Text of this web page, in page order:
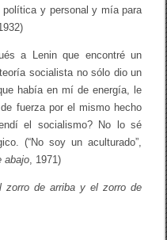
y personal y mía para
a Lenin que encontré un
socialista no sólo dio un
había en mí de energía, le
fuerza por el mismo hecho
el socialismo? No lo sé
(“No soy un aculturado”,
abajo, 1971)
zorro de arriba y el zorro de